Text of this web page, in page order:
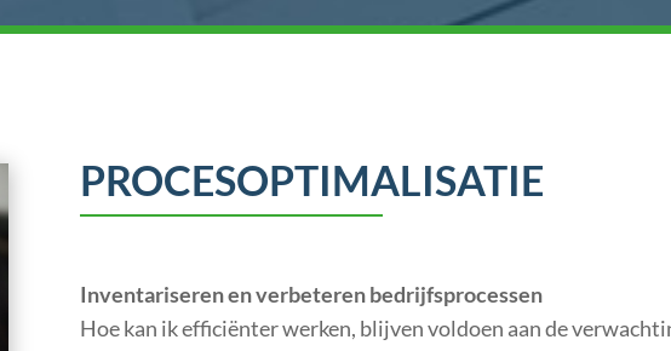
PROCESOPTIMALISATIE
Inventariseren en verbeteren bedrijfsprocessen
Hoe kan ik efficiënter werken, blijven voldoen aan de